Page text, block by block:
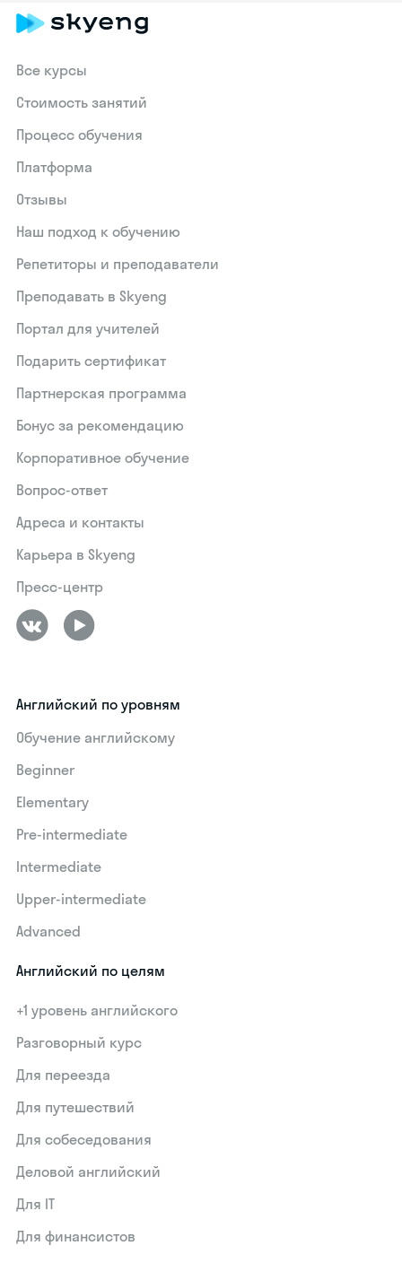
Все курсы
Стоимость занятий
Процесс обучения
Платформа
Отзывы
Наш подход к обучению
Репетиторы и преподаватели
Преподавать в Skyeng
Портал для учителей
Подарить сертификат
Партнерская программа
Бонус за рекомендацию
Корпоративное обучение
Вопрос-ответ
Адреса и контакты
Карьера в Skyeng
Пресс-центр
Английский по уровням
Обучение английскому
Beginner
Elementary
Pre-intermediate
Intermediate
Upper-intermediate
Advanced
Английский по целям
+1 уровень английского
Разговорный курс
Для переезда
Для путешествий
Для собеседования
Деловой английский
Для IT
Для финансистов